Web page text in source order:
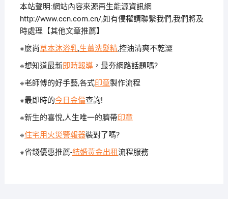
本站聲明:網站內容來源再生能源資訊網
http://www.ccn.com.cn/,如有侵權請聯繫我們,我們將及
時處理【其他文章推薦】
※麼尚草本沐浴乳,生薑洗髮精,控油清爽不乾澀
※想知道最新即時報導，最夯網路話題嗎?
※老師傅的好手藝,各式印章製作流程
※最即時的今日金價查詢!
※新生的喜悅,人生唯一的臍帶印章
※住宅用火災警報器裝對了嗎?
※省錢優惠推薦-結婚黃金出租流程服務